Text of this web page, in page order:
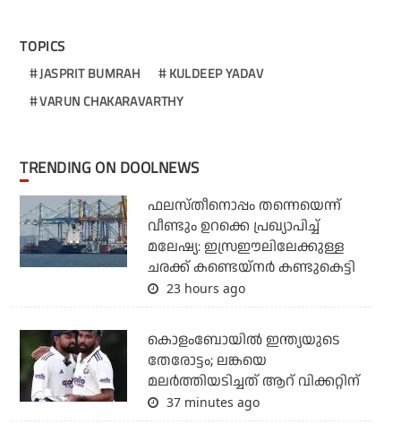
TOPICS
JASPRIT BUMRAH
KULDEEP YADAV
VARUN CHAKARAVARTHY
TRENDING ON DOOLNEWS
ഫലസ്തീനൊപ്പം തന്നെയെന്ന്
വീണ്ടും ഉറക്കെ പ്രഖ്യാപിച്ച്
മലേഷ്യ: ഇസ്രഈലിലേക്കുള്ള
ചരക്ക് കണ്ടെയ്‌നര്‍ കണ്ടുകെട്ടി
23 hours ago
കൊളംബോയില്‍ ഇന്ത്യയുടെ
തേരോട്ടം; ലങ്കയെ
മലര്‍ത്തിയടിച്ചത് ആറ് വിക്കറ്റിന്
37 minutes ago